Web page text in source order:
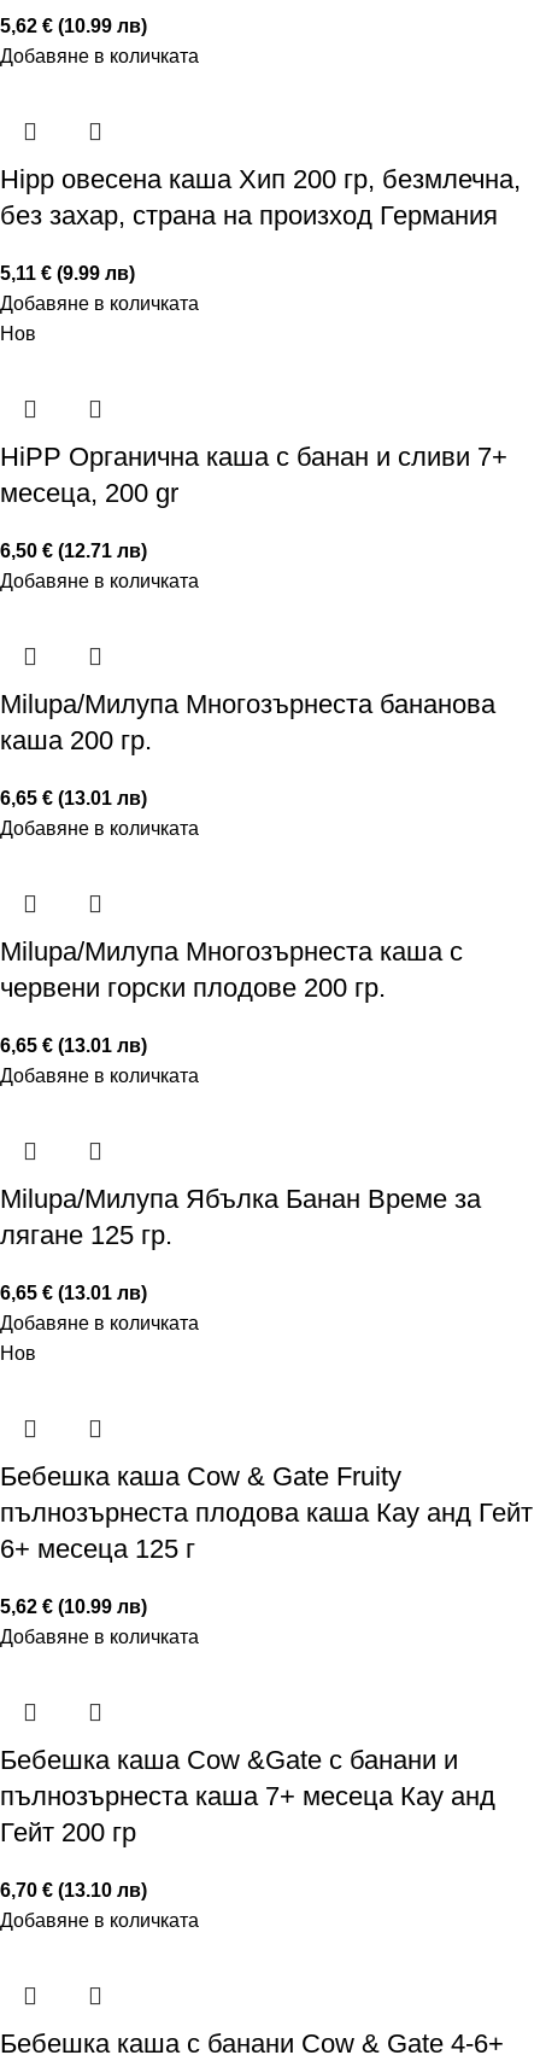
5,62 € (10.99 лв)
Добавяне в количката
Hipp овесена каша Хип 200 гр, безмлечна,
без захар, страна на произход Германия
5,11 € (9.99 лв)
Добавяне в количката
Нов
HiPP Органична каша с банан и сливи 7+
месеца, 200 gr
6,50 € (12.71 лв)
Добавяне в количката
Milupa/Милупа Многозърнеста бананова
каша 200 гр.
6,65 € (13.01 лв)
Добавяне в количката
Milupa/Милупа Многозърнеста каша с
червени горски плодове 200 гр.
6,65 € (13.01 лв)
Добавяне в количката
Milupa/Милупа Ябълка Банан Време за
лягане 125 гр.
6,65 € (13.01 лв)
Добавяне в количката
Нов
Бебешка каша Cow & Gate Fruity
пълнозърнеста плодова каша Кау анд Гейт
6+ месеца 125 г
5,62 € (10.99 лв)
Добавяне в количката
Бебешка каша Cow &Gate с банани и
пълнозърнеста каша 7+ месеца Кау анд
Гейт 200 гр
6,70 € (13.10 лв)
Добавяне в количката
Бебешка каша с банани Cow & Gate 4-6+